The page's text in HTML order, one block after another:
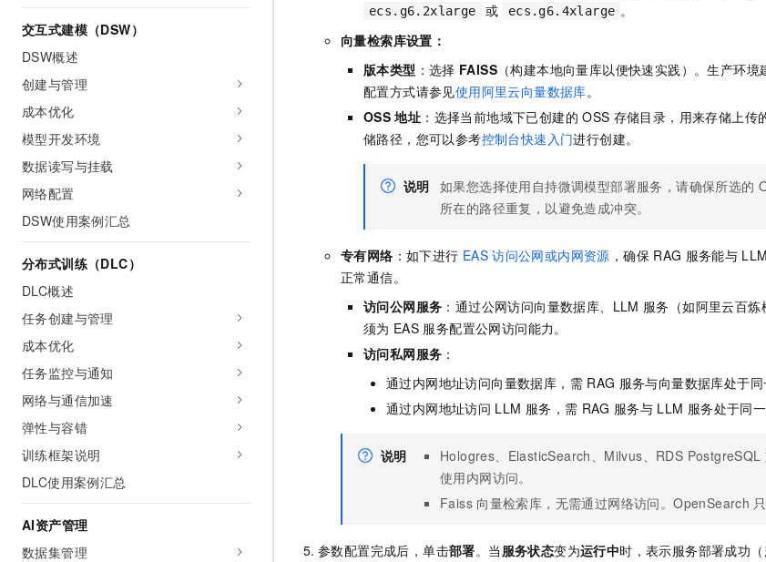
交互式建模（DSW）
DSW概述
创建与管理
成本优化
模型开发环境
数据读写与挂载
网络配置
DSW使用案例汇总
分布式训练（DLC）
DLC概述
任务创建与管理
成本优化
任务监控与通知
网络与通信加速
弹性与容错
训练框架说明
DLC使用案例汇总
AI资产管理
数据集管理
ecs.g6.2xlarge 或 ecs.g6.4xlarge 。
向量检索库设置：
版本类型 ：选择 FAISS （构建本地向量库以便快速实践）。生产环
配置方式请参见使用阿里云向量数据库。
OSS 地址 ：选择当前地域下已创建的 OSS 存储目录，用来存储上传
储路径，您可以参考控制台快速入门进行创建。
说明 如果您选择使用自持微调模型部署服务，请确保所选的
所在的路径重复，以避免造成冲突。
专有网络 ：如下进行 EAS 访问公网或内网资源 ，确保 RAG 服务能与 LLM
正常通信。
访问公网服务 ：通过公网访问向量数据库、LLM 服务（如阿里云百
须为 EAS 服务配置公网访问能力。
访问私网服务 ：
通过内网地址访问向量数据库，需 RAG 服务与向量数据库处于
通过内网地址访问 LLM 服务，需 RAG 服务与 LLM 服务处于同一
说明 Hologres、ElasticSearch、Milvus、RDS PostgreSQL
使用内网访问。
Faiss 向量检索库，无需通过网络访问。OpenSearch
参数配置完成后，单击部署。当 服务状态变为运行中时，表示服务部署成功
依托云原生高可用架构,实现Dify私有化部署
10 分钟在聊天系统中增加一个 AI 助手
在企业官网、通讯软件中为客户提供 AI 客服 多种方案随心选，轻松解锁专属 DeepSeek
迁移与运维管理
专有云